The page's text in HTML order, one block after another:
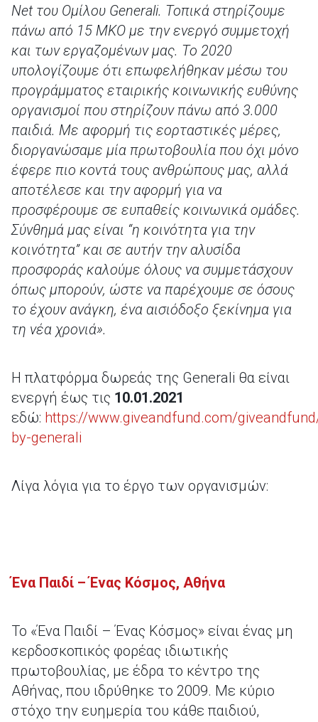
Netτου Ομίλου Generali. Τοπικά στηρίζουμε
πάνω από 15 ΜΚΟ με την ενεργό συμμετοχή
και των εργαζομένων μας. Το 2020
υπολογίζουμε ότι επωφελήθηκαν μέσω του
προγράμματος εταιρικής κοινωνικής ευθύνης
οργανισμοί που στηρίζουν πάνω από 3.000
παιδιά. Με αφορμή τις εορταστικές μέρες,
διοργανώσαμε μία πρωτοβουλία που όχι μόνο
έφερε πιο κοντά τους ανθρώπους μας, αλλά
αποτέλεσε και την αφορμή για να
προσφέρουμε σε ευπαθείς κοινωνικά ομάδες.
Σύνθημά μας είναι “η κοινότητα για την
κοινότητα” και σε αυτήν την αλυσίδα
προσφοράς καλούμε όλους να συμμετάσχουν
όπως μπορούν, ώστε να παρέχουμε σε όσους
το έχουν ανάγκη, ένα αισιόδοξο ξεκίνημα για
τη νέα χρονιά».
Η πλατφόρμα δωρεάς της Generali θα είναι
ενεργή έως τις 10.01.2021
εδώ: https://www.giveandfund.com/
by-generali
Λίγα λόγια για το έργο των οργανισμών:
Ένα Παιδί – Ένας Κόσμος, Αθήνα
Το «Ένα Παιδί – Ένας Κόσμος» είναι ένας μη
κερδοσκοπικός φορέας ιδιωτικής
πρωτοβουλίας, με έδρα το κέντρο της
Αθήνας, που ιδρύθηκε το 2009. Με κύριο
στόχο την ευημερία του κάθε παιδιού,